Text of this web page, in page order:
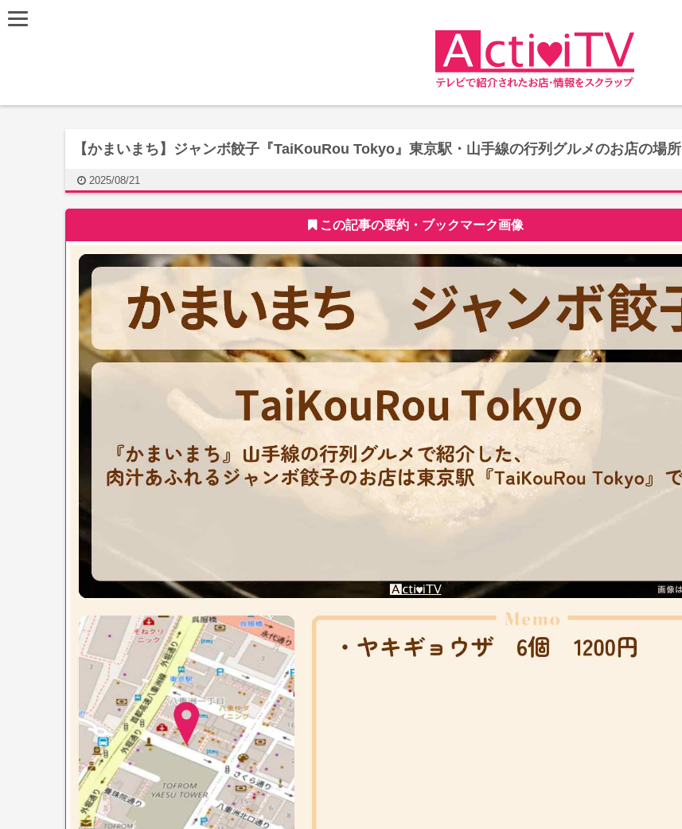
【かまいまち】ジャンボ餃子『TaiKouRou Tokyo』東京駅・山手線の行列グルメのお店の場所
2025/08/21
この記事の要約・ブックマーク画像